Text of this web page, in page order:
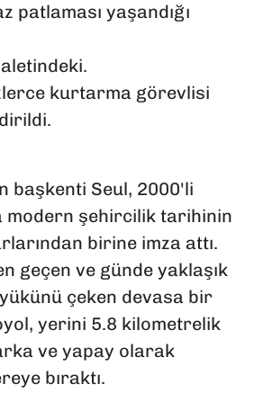
patlaması yaşandığı
kurtarma görevlisi
başkenti Seul, 2000'li
modern şehircilik tarihinin
birine imza attı.
geçen ve günde yaklaşık
çeken devasa bir
yerini 5.8 kilometrelik
ve yapay olarak
bıraktı.